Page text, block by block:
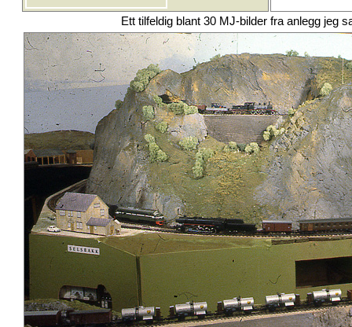
Ett tilfeldig blant 30 MJ-bilder fra anlegg jeg